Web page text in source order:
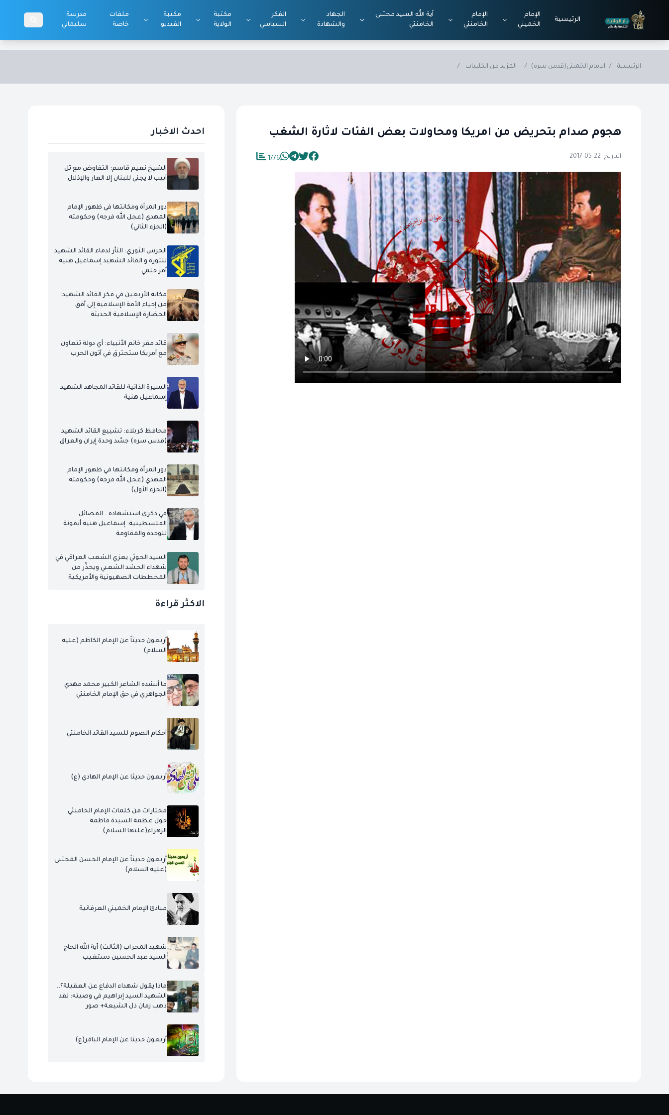
الرئيسية
الإمام
الخميني
الإمام
الخامنئي
آية الله السيد مجتبى
الخامنئي
الجهاد
والشهادة
الفكر
السياسي
مكتبة
الولاية
مكتبة
الفيديو
ملفات
خاصة
مدرسة
سليماني
الرئيسية / الامام الخميني(قدس سره) / المزيد من الكليبات /
هجوم صدام بتحريض من امريكا ومحاولات بعض الفئات لاثارة الشغب
التاريخ: 22-05-2017 1776
احدث الاخبار
الشيخ نعيم قاسم: التفاوض مع تل
أبيب لا يجني للبنان إلا العار والإذلال
دور المرأة ومكانتها في ظهور الإمام
المهدي (عجل الله فرجه) وحكومته
(الجزء الثاني)
الحرس الثوري: الثأر لدماء القائد الشهيد
للثورة و القائد الشهيد إسماعيل هنية
أمر حتمي
مكانة الأربعين في فكر القائد الشهيد:
من إحياء الأمة الإسلامية إلى أفق
الحضارة الإسلامية الحديثة
قائد مقر خاتم الأنبياء: أي دولة تتعاون
مع أمريكا ستحترق في أتون الحرب
السيرة الذاتية للقائد المجاهد الشهيد
إسماعيل هنية
محافظ كربلاء: تشييع القائد الشهيد
(قدس سره) جسّد وحدة إيران والعراق
دور المرأة ومكانتها في ظهور الإمام
المهدي (عجل الله فرجه) وحكومته
(الجزء الأول)
في ذكرى استشهاده.. الفصائل
الفلسطينية: إسماعيل هنية أيقونة
للوحدة والمقاومة
السيد الحوثي يعزي الشعب العراقي في
شهداء الحشد الشعبي ويحذّر من
المخططات الصهيونية والأمريكية
الاكثر قراءة
أربعون حديثاً عن الإمام الكاظم (عليه
السلام)
ما أنشده الشاعر الكبير محمد مهدي
الجواهري في حق الإمام الخامنئي
أحكام الصوم للسيد القائد الخامنئي
أربعون حديثا عن الإمام الهادي (ع)
مختارات من كلمات الإمام الخامنئي
حول عظمة السيدة فاطمة
الزهراء(عليها السلام)
أربعون حديثاً عن الإمام الحسن المجتبى
(عليه السلام)
مبادئ الإمام الخميني العرفانية
شهيد المحراب (الثالث) آية الله الحاج
السيد عبد الحسين دستغيب
ماذا يقول شهداء الدفاع عن العقيلة؟..
الشهيد السيد إبراهيم في وصيته: لقد
ذهب زمان ذل الشيعة+ صور
أربعون حديثا عن الإمام الباقر(ع)